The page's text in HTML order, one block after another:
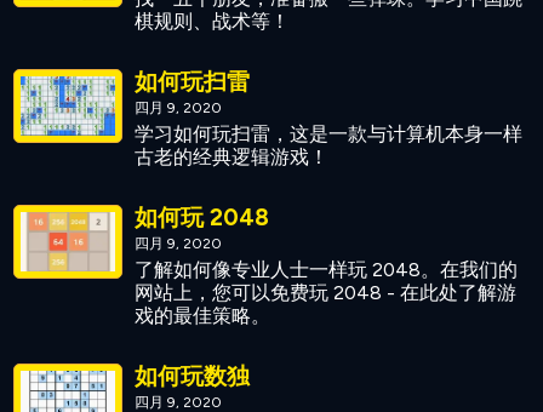
棋规则、战术等！
如何玩扫雷
四月 9, 2020
学习如何玩扫雷，这是一款与计算机本身一样
古老的经典逻辑游戏！
如何玩 2048
四月 9, 2020
了解如何像专业人士一样玩 2048。在我们的
网站上，您可以免费玩 2048 - 在此处了解游
戏的最佳策略。
如何玩数独
四月 9, 2020